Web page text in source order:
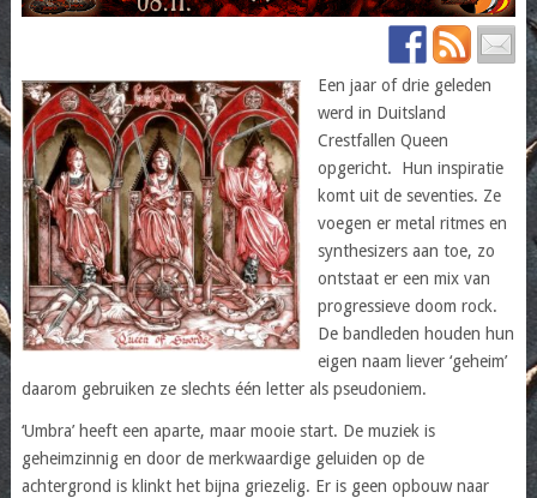
Een jaar of drie geleden
werd in Duitsland
Crestfallen Queen
opgericht. Hun inspiratie
komt uit de seventies. Ze
voegen er metal ritmes en
synthesizers aan toe, zo
ontstaat er een mix van
progressieve doom rock.
De bandleden houden hun
eigen naam liever ‘geheim’
daarom gebruiken ze slechts één letter als pseudoniem.
‘Umbra’ heeft een aparte, maar mooie start. De muziek is
geheimzinnig en door de merkwaardige geluiden op de
achtergrond is klinkt het bijna griezelig. Er is geen opbouw naar